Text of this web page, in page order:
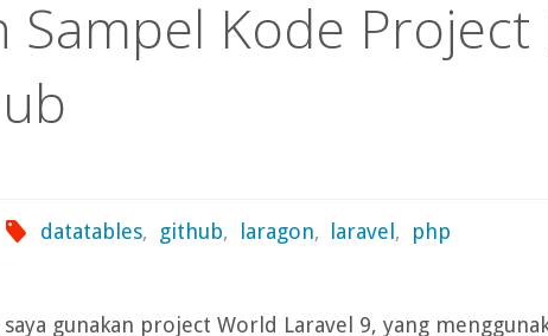
Sampel Kode Project
datatables, github, laragon, laravel, php
gunakan project World Laravel 9, yang